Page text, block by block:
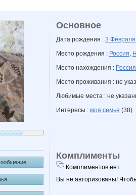
Основное
Дата рождения : 3
Место рождения : Россия,
Место нахождения : Россия
Место проживания : не
Любимые места : не
Интересы : моя семья (38)
Комплименты
Комплиментов нет.
Вы не авторизованы!